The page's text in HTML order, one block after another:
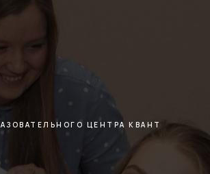
ЦЕНТРА КВАНТ